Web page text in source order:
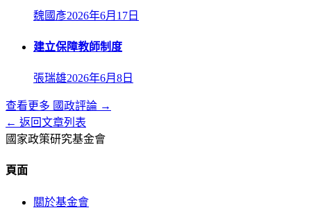
魏國彥2026年6月17日
建立保障教師制度
張瑞雄2026年6月8日
查看更多 國政評論 →
← 返回文章列表
國家政策研究基金會
頁面
關於基金會